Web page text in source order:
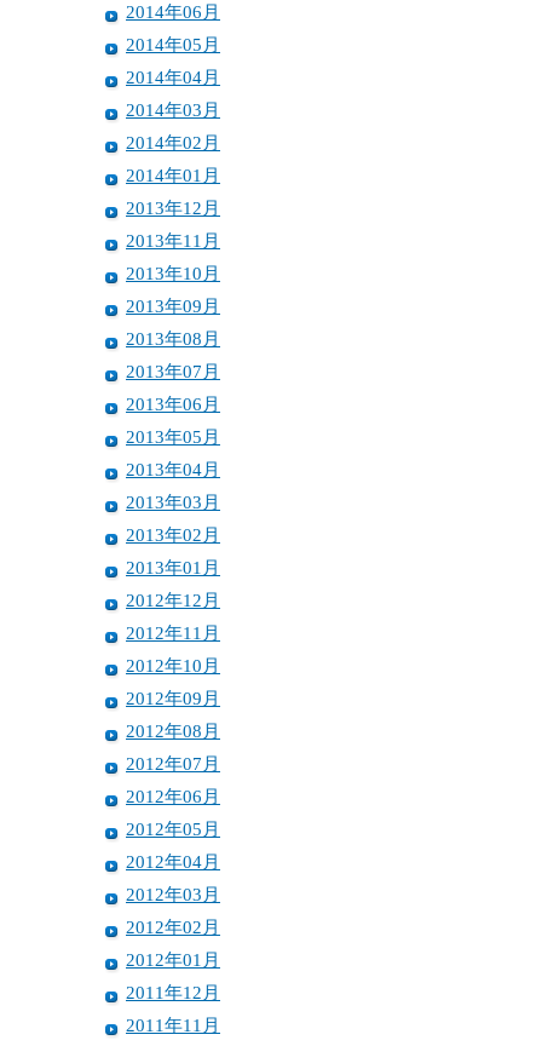
2014年06月
2014年05月
2014年04月
2014年03月
2014年02月
2014年01月
2013年12月
2013年11月
2013年10月
2013年09月
2013年08月
2013年07月
2013年06月
2013年05月
2013年04月
2013年03月
2013年02月
2013年01月
2012年12月
2012年11月
2012年10月
2012年09月
2012年08月
2012年07月
2012年06月
2012年05月
2012年04月
2012年03月
2012年02月
2012年01月
2011年12月
2011年11月